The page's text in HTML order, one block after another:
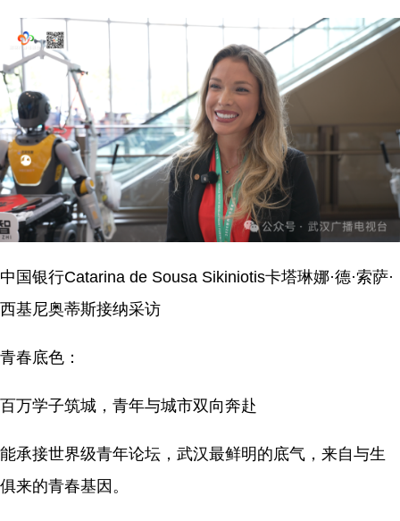
中国银行Catarina de Sousa Sikiniotis卡塔琳娜·德·索萨·
西基尼奥蒂斯接纳采访
青春底色：
百万学子筑城，青年与城市双向奔赴
能承接世界级青年论坛，武汉最鲜明的底气，来自与生
俱来的青春基因。